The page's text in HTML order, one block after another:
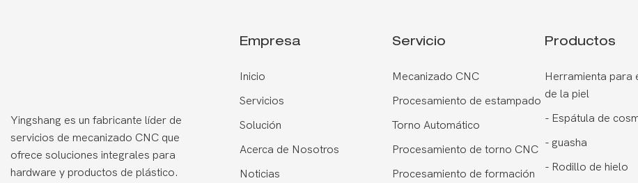
Yingshang es un fabricante líder de
servicios de mecanizado CNC que
ofrece soluciones integrales para
hardware y productos de plástico.
Empresa
Inicio
Servicios
Solución
Acerca de Nosotros
Noticias
Servicio
Mecanizado CNC
Procesamiento de estampado
Torno Automático
Procesamiento de torno CNC
Procesamiento de formación
Productos
Herramienta para
de la piel
-Espátula de
-guasha
-Rodillo de hielo